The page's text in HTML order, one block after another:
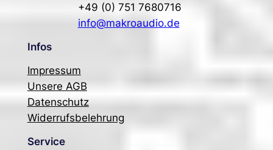
+49 (0) 751 7680716
info@makroaudio.de
Infos
Impressum
Unsere AGB
Datenschutz
Widerrufsbelehrung
Service